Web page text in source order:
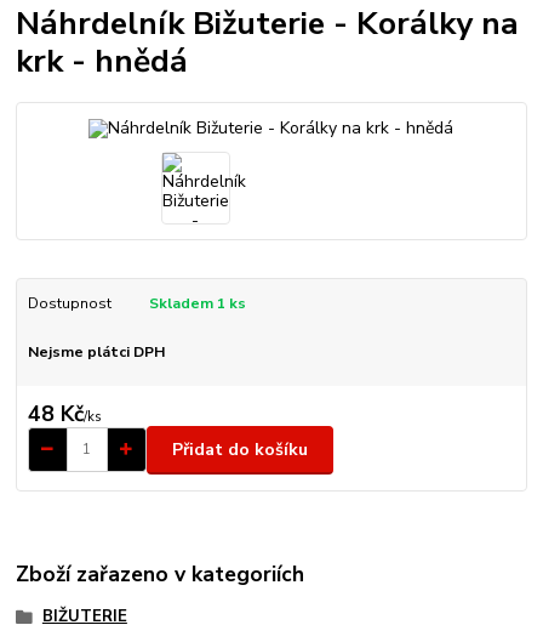
Náhrdelník Bižuterie - Korálky na
krk - hnědá
Dostupnost Skladem 1 ks
Nejsme plátci DPH
48 Kč/ks
Přidat do košíku
Zboží zařazeno v kategoriích
BIŽUTERIE